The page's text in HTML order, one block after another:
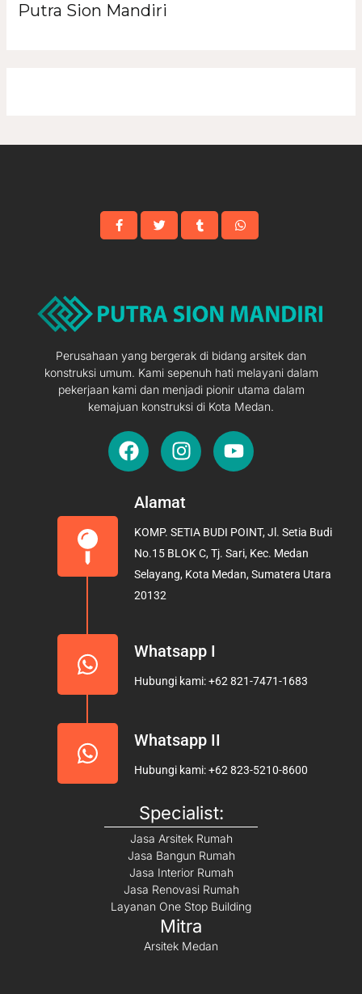
Putra Sion Mandiri
Perusahaan yang bergerak di bidang arsitek dan
konstruksi umum. Kami sepenuh hati melayani dalam
pekerjaan kami dan menjadi pionir utama dalam
kemajuan konstruksi di Kota Medan.
F
a
e
o
o
k
I
n
t
g
r
a
Y
o
b
e
Alamat
KOMP. SETIA BUDI POINT, Jl. Setia Budi
No.15 BLOK C, Tj. Sari, Kec. Medan
Selayang, Kota Medan, Sumatera Utara
20132
Whatsapp I
Hubungi kami: +62 821-7471-1683
Whatsapp II
Hubungi kami: +62 823-5210-8600
Specialist:
Jasa Arsitek Rumah
Jasa Bangun Rumah
Jasa Interior Rumah
Jasa Renovasi Rumah
Layanan One Stop Building
Mitra
Arsitek Medan